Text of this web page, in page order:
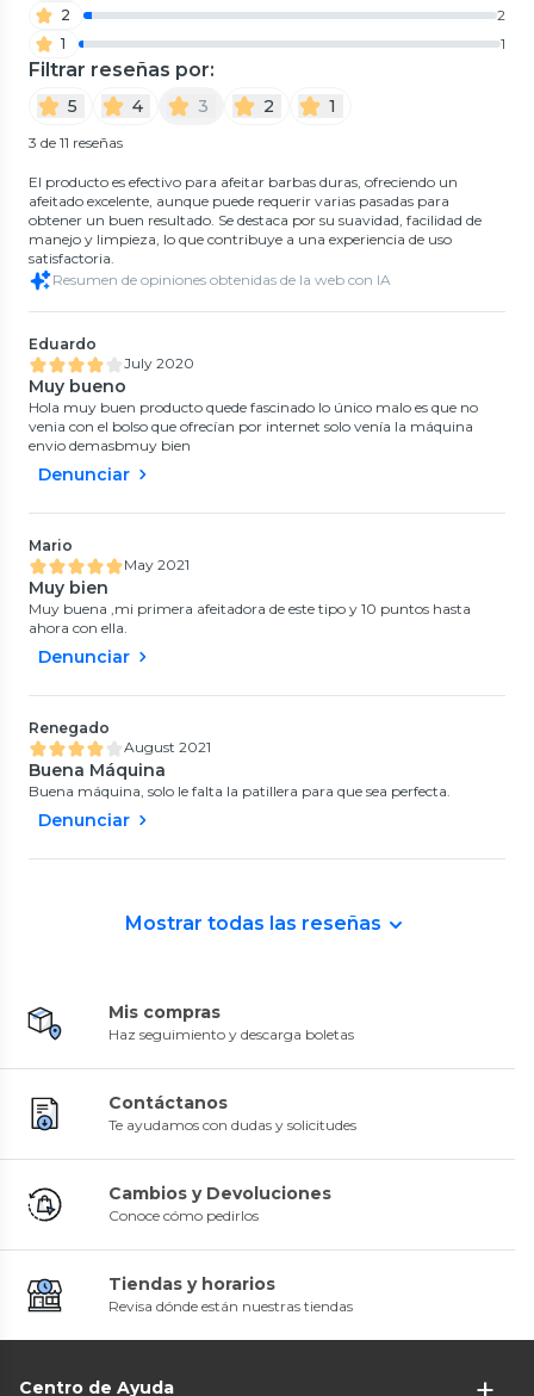
2
2
1
1
Filtrar reseñas por:
5 4 3 2 1
3 de 11 reseñas
El producto es efectivo para afeitar barbas duras, ofreciendo un
afeitado excelente, aunque puede requerir varias pasadas para
obtener un buen resultado. Se destaca por su suavidad, facilidad de
manejo y limpieza, lo que contribuye a una experiencia de uso
satisfactoria.
Resumen de opiniones obtenidas de la web con IA
Eduardo
July 2020
Muy bueno
Hola muy buen producto quede fascinado lo único malo es que no
venia con el bolso que ofrecían por internet solo venía la máquina
envio demasbmuy bien
Denunciar
Mario
May 2021
Muy bien
Muy buena ,mi primera afeitadora de este tipo y 10 puntos hasta
ahora con ella.
Denunciar
Renegado
August 2021
Buena Máquina
Buena máquina, solo le falta la patillera para que sea perfecta.
Denunciar
Mostrar todas las reseñas
Mis compras
Haz seguimiento y descarga boletas
Contáctanos
Te ayudamos con dudas y solicitudes
Cambios y Devoluciones
Conoce cómo pedirlos
Tiendas y horarios
Revisa dónde están nuestras tiendas
Centro de Ayuda